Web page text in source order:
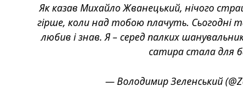
Як казав Михайло Жванецький, нічого
гірше, коли над тобою плачуть. Сьогодні
любив і знав. Я – серед палких
сатира стала для
— Володимир Зеленський